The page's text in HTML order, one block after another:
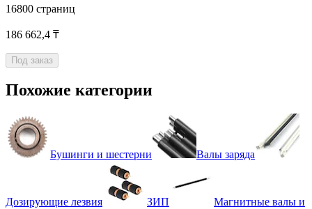
16800 страниц
186 662,4 ₸
Под заказ
Похожие категории
Бушинги и шестерни Валы заряда
Дозирующие лезвия ЗИП Магнитные валы и